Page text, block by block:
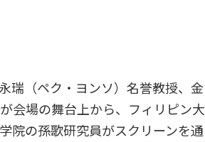
瑞（ペク・ヨンソ）名誉教授、金
会場の舞台上から、フィリピン大
院の孫歌研究員がスクリーンを通